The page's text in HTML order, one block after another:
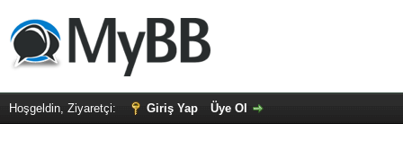
Hoşgeldin, Ziyaretçi: Giriş Yap Üye Ol